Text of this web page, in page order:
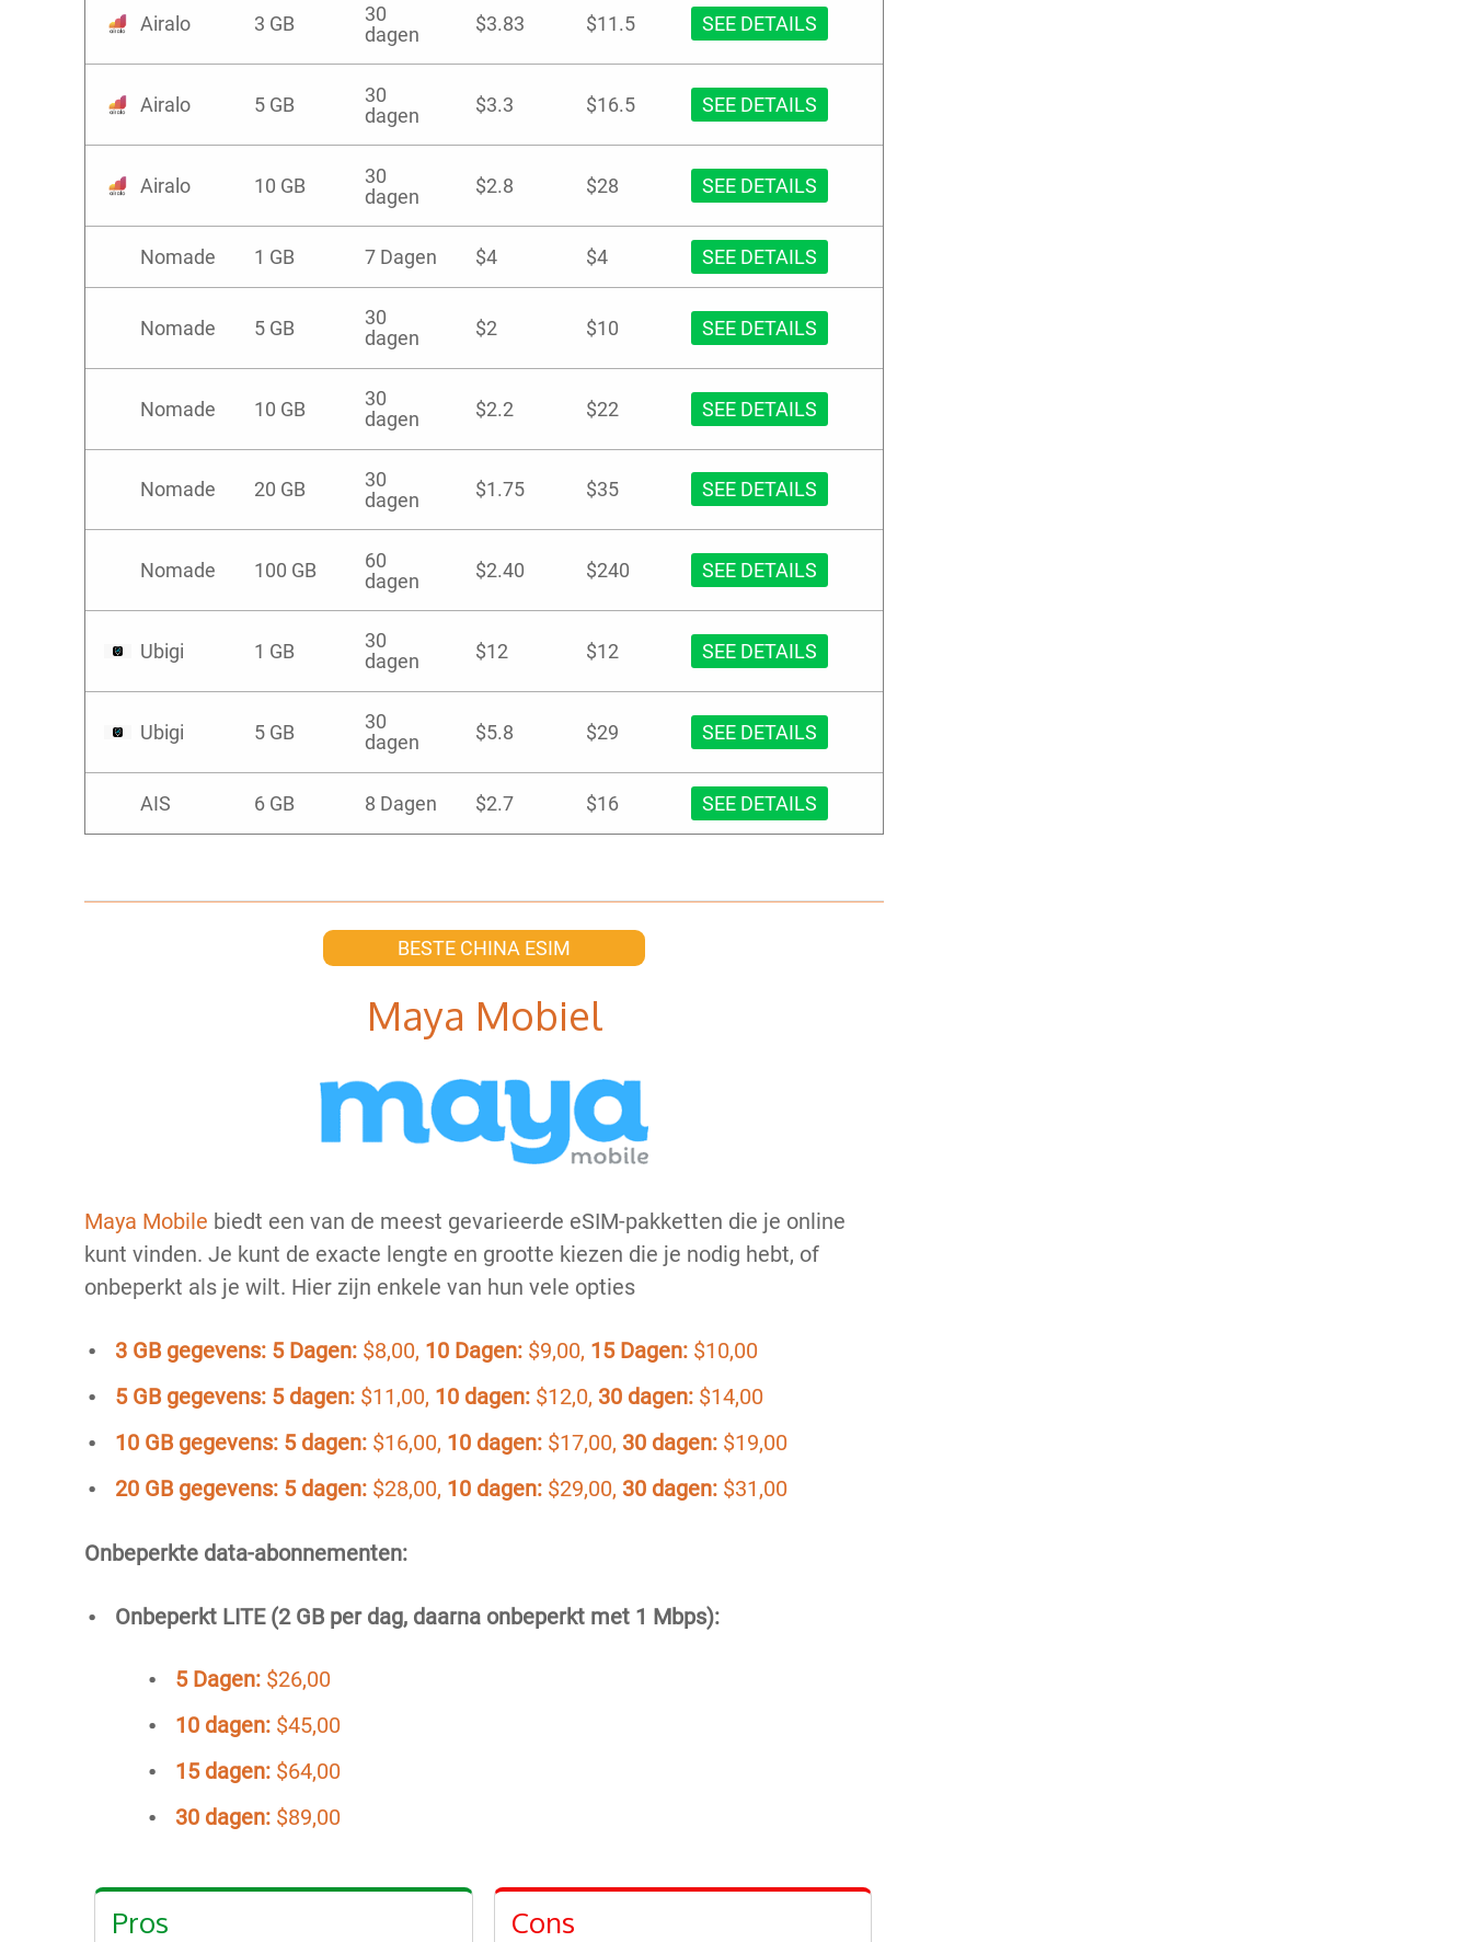
Airalo 3 GB
30
dagen
$3.83 $11.5 SEE DETAILS
Airalo 5 GB
30
dagen
$3.3 $16.5 SEE DETAILS
Airalo 10 GB
30
dagen
$2.8 $28 SEE DETAILS
Nomade 1 GB 7 Dagen $4 $4 SEE DETAILS
Nomade 5 GB
30
dagen
$2 $10 SEE DETAILS
Nomade 10 GB
30
dagen
$2.2 $22 SEE DETAILS
Nomade 20 GB
30
dagen
$1.75 $35 SEE DETAILS
Nomade 100 GB
60
dagen
$2.40 $240 SEE DETAILS
Ubigi 1 GB
30
dagen
$12 $12 SEE DETAILS
Ubigi 5 GB
30
dagen
$5.8 $29 SEE DETAILS
AIS 6 GB 8 Dagen $2.7 $16 SEE DETAILS
BESTE CHINA ESIM
Maya Mobiel
Maya Mobile biedt een van de meest gevarieerde eSIM-pakketten die je online
kunt vinden. Je kunt de exacte lengte en grootte kiezen die je nodig hebt, of
onbeperkt als je wilt. Hier zijn enkele van hun vele opties
3 GB gegevens: 5 Dagen: $8,00, 10 Dagen: $9,00, 15 Dagen: $10,00
5 GB gegevens: 5 dagen: $11,00, 10 dagen: $12,0, 30 dagen: $14,00
10 GB gegevens: 5 dagen: $16,00, 10 dagen: $17,00, 30 dagen: $19,00
20 GB gegevens: 5 dagen: $28,00, 10 dagen: $29,00, 30 dagen: $31,00
Onbeperkte data-abonnementen:
Onbeperkt LITE (2 GB per dag, daarna onbeperkt met 1 Mbps):
5 Dagen: $26,00
10 dagen: $45,00
15 dagen: $64,00
30 dagen: $89,00
Pros Cons